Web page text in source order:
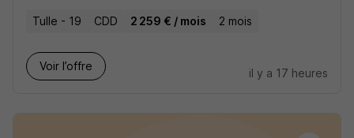
Tulle - 19 CDD 2 259 € / mois 2 mois
Voir l’offre
il y a 17 heures